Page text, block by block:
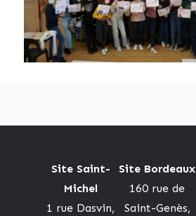
Site Saint-
Michel
1 rue Dasvin,
Site Bordeaux
160 rue de
Saint-Genès,